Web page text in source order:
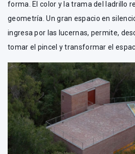
forma. El color y la trama del ladrillo
geometría. Un gran espacio en
ingresa por las lucernas, permite,
tomar el pincel y transformar el